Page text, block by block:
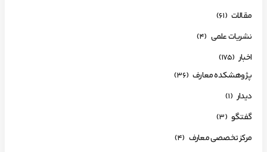
مقالات (61)
نشریات علمی (4)
اخبار (175)
پژوهشکده معارف (36)
دیدار (1)
گفتگو (3)
مرکز تخصصی معارف (4)